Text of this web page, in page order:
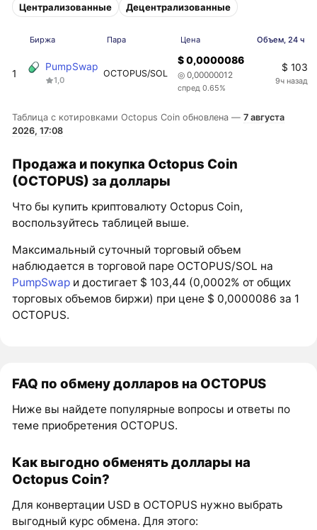
Централизованные Децентрализованные
Биржа Пара Цена Объем, 24 ч
1
PumpSwap
1,0
OCTOPUS/SOL
$ 0,0000086
◎ 0,00000012
спред 0.65%
$ 103
9ч назад
Таблица с котировками Octopus Coin обновлена —7 августа
2026, 17:08
Продажа и покупка Octopus Coin
(OCTOPUS) за доллары
Что бы купить криптовалюту Octopus Coin,
воспользуйтесь таблицей выше.
Максимальный суточный торговый объем
наблюдается в торговой паре OCTOPUS/SOL на
PumpSwap и достигает $ 103,44 (0,0002% от общих
торговых объемов биржи) при цене $ 0,0000086 за 1
OCTOPUS.
FAQ по обмену долларов на OCTOPUS
Ниже вы найдете популярные вопросы и ответы по
теме приобретения OCTOPUS.
Как выгодно обменять доллары на
Octopus Coin?
Для конвертации USD в OCTOPUS нужно выбрать
выгодный курс обмена. Для этого: